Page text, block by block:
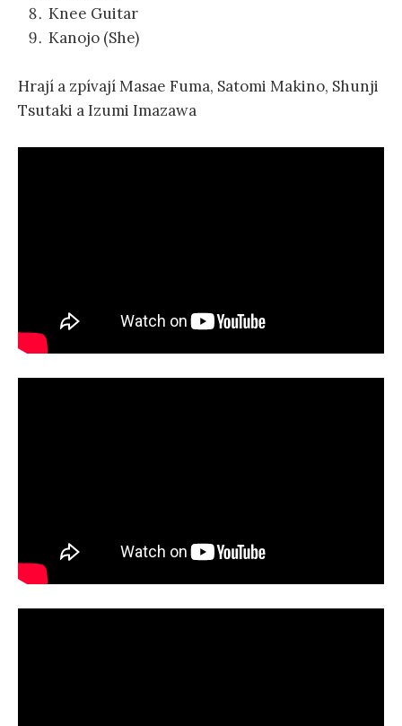
Knee Guitar
Kanojo (She)
Hrají a zpívají Masae Fuma, Satomi Makino, Shunji
Tsutaki a Izumi Imazawa